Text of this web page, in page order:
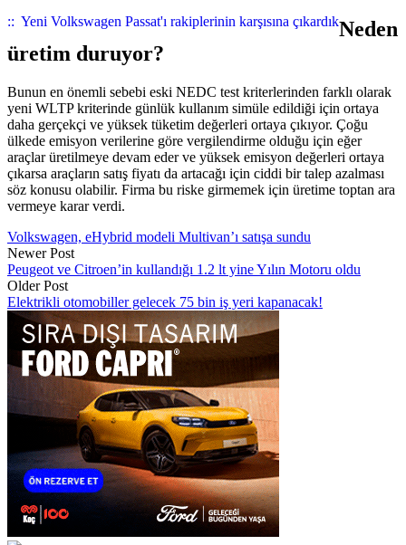
:: Yeni Volkswagen Passat'ı rakiplerinin karşısına çıkardıkNeden
üretim duruyor?
Bunun en önemli sebebi eski NEDC test kriterlerinden farklı olarak
yeni WLTP kriterinde günlük kullanım simüle edildiği için ortaya
daha gerçekçi ve yüksek tüketim değerleri ortaya çıkıyor. Çoğu
ülkede emisyon verilerine göre vergilendirme olduğu için eğer
araçlar üretilmeye devam eder ve yüksek emisyon değerleri ortaya
çıkarsa araçların satış fiyatı da artacağı için ciddi bir talep azalması
söz konusu olabilir. Firma bu riske girmemek için üretime toptan ara
vermeye karar verdi.
Volkswagen, eHybrid modeli Multivan’ı satışa sundu
Newer Post
Peugeot ve Citroen’in kullandığı 1.2 lt yine Yılın Motoru oldu
Older Post
Elektrikli otomobiller gelecek 75 bin iş yeri kapanacak!